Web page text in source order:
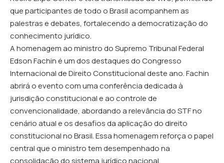
que participantes de todo o Brasil acompanhem as
palestras e debates, fortalecendo a democratização do
conhecimento jurídico.
A homenagem ao ministro do Supremo Tribunal Federal
Edson Fachin é um dos destaques do Congresso
Internacional de Direito Constitucional deste ano. Fachin
abrirá o evento com uma conferência dedicada à
jurisdição constitucional e ao controle de
convencionalidade, abordando a relevância do STF no
cenário atual e os desafios da aplicação do direito
constitucional no Brasil. Essa homenagem reforça o papel
central que o ministro tem desempenhado na
consolidação do sistema jurídico nacional.